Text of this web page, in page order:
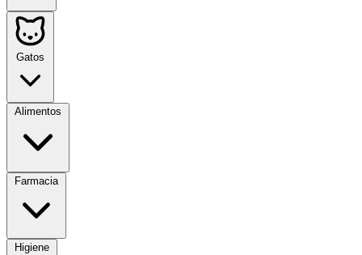
Gatos
Alimentos
Farmacia
Higiene